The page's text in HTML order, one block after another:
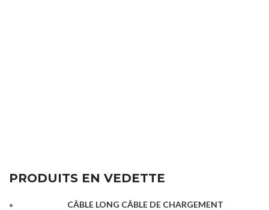
PRODUITS EN VEDETTE
CÂBLE LONG CÂBLE DE CHARGEMENT